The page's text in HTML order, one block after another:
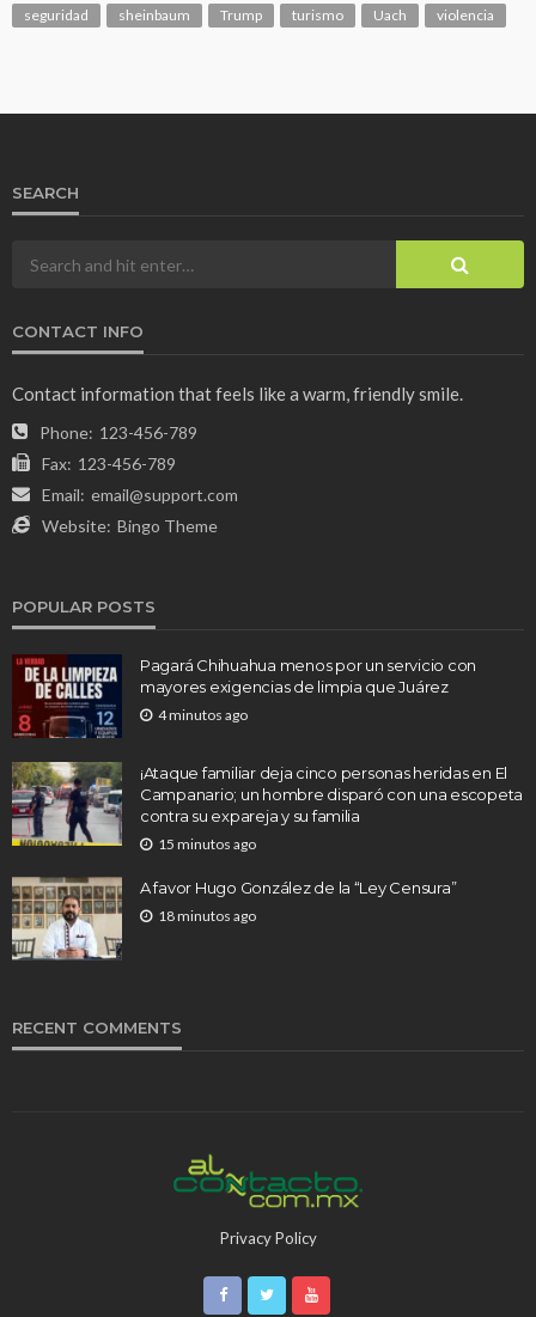
seguridad
sheinbaum Trump turismo Uach violencia
SEARCH
CONTACT INFO
Contact information that feels like a warm, friendly smile.
Phone: 123-456-789
Fax: 123-456-789
Email: email@support.com
Website: Bingo Theme
POPULAR POSTS
Pagará Chihuahua menos por un servicio con
mayores exigencias de limpia que Juárez
4 minutos ago
¡Ataque familiar deja cinco personas heridas en El
Campanario; un hombre disparó con una escopeta
contra su expareja y su familia
15 minutos ago
A favor Hugo González de la “Ley Censura”
18 minutos ago
RECENT COMMENTS
Privacy Policy